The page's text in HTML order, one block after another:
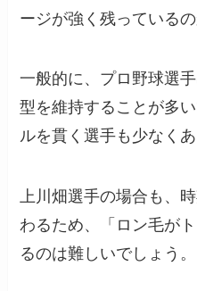
ージが強く残っている
一般的に、プロ野球選
型を維持することが多
ルを貫く選手も少なくあ
上川畑選手の場合も、
わるため、「ロン毛が
るのは難しいでしょう。